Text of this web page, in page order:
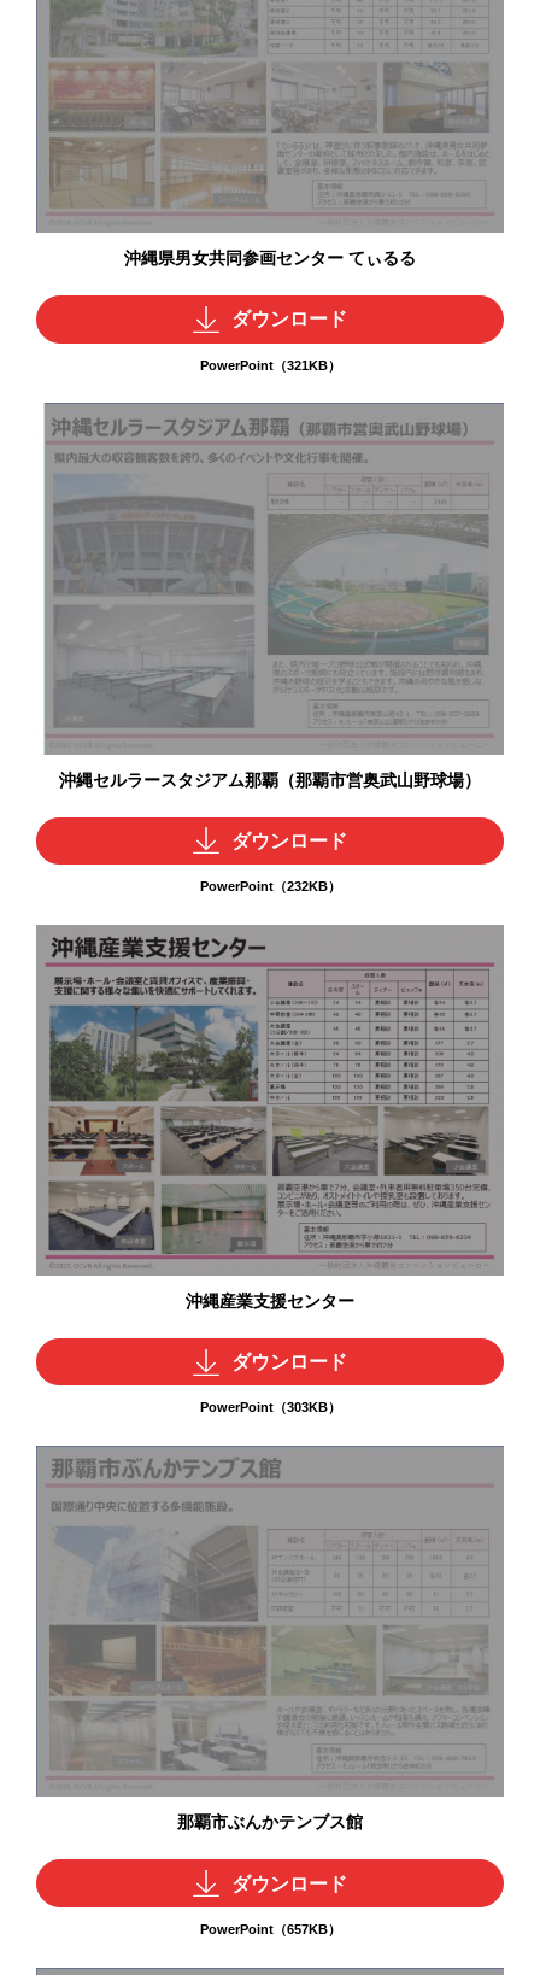
沖縄県男女共同参画センター てぃるる
ダウンロード
PowerPoint（321KB）
沖縄セルラースタジアム那覇（那覇市営奥武山野球場）
ダウンロード
PowerPoint（232KB）
沖縄産業支援センター
ダウンロード
PowerPoint（303KB）
那覇市ぶんかテンブス館
ダウンロード
PowerPoint（657KB）